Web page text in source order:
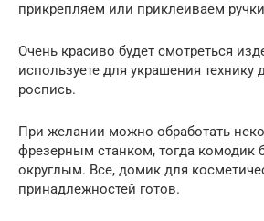
прикрепляем или приклеиваем
Очень красиво будет смотреться
используете для украшения технику
роспись.
При желании можно обработать
фрезерным станком, тогда комодик
округлым. Все, домик для
принадлежностей готов.